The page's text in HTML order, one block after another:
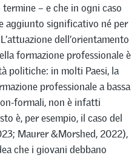
– e che in ogni caso
aggiunto significativo né per
dell’orientamento
formazione professionale è
politiche: in molti Paesi, la
professionale a bassa
formali, non è infatti
è, per esempio, il caso del
Maurer &Morshed, 2022),
che i giovani debbano